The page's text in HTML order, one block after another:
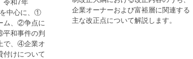
を中心に、①
ム、②争点に
和事件の判
で、④企業オ
付けについて
企業オーナーおよび富裕層に関連する
主な改正点について解説します。